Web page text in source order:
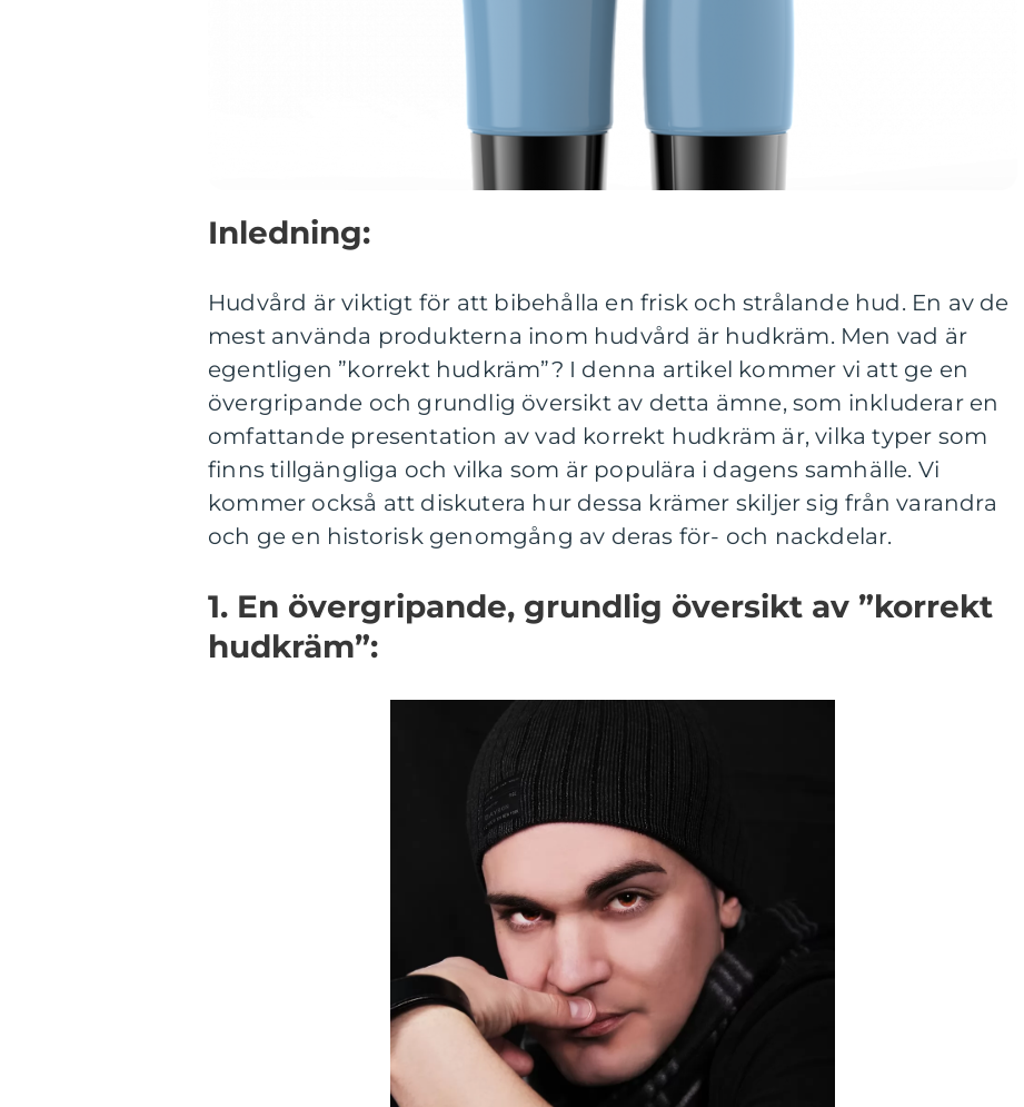
Inledning:
Hudvård är viktigt för att bibehålla en frisk och strålande hud. En av de
mest använda produkterna inom hudvård är hudkräm. Men vad är
egentligen ”korrekt hudkräm”? I denna artikel kommer vi att ge en
övergripande och grundlig översikt av detta ämne, som inkluderar en
omfattande presentation av vad korrekt hudkräm är, vilka typer som
finns tillgängliga och vilka som är populära i dagens samhälle. Vi
kommer också att diskutera hur dessa krämer skiljer sig från varandra
och ge en historisk genomgång av deras för- och nackdelar.
1. En övergripande, grundlig översikt av ”korrekt
hudkräm”: